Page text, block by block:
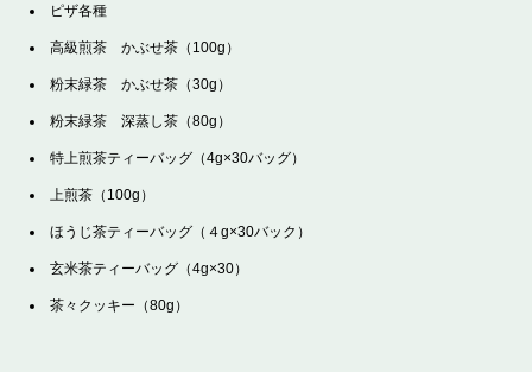
ピザ各種
高級煎茶 かぶせ茶（100g）
粉末緑茶 かぶせ茶（30g）
粉末緑茶 深蒸し茶（80g）
特上煎茶ティーバッグ（4g×30バッグ）
上煎茶（100g）
ほうじ茶ティーバッグ（４g×30バック）
玄米茶ティーバッグ（4g×30）
茶々クッキー（80g）